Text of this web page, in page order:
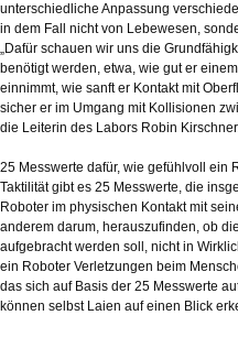
unterschiedliche Anpassung
in dem Fall nicht von Lebewesen,
„Dafür schauen wir uns die
benötigt werden, etwa, wie gut er
einnimmt, wie sanft er Kontakt mit
sicher er im Umgang mit Kollisionen
die Leiterin des Labors Robin
25 Messwerte dafür, wie gefühlvoll ein
Taktilität gibt es 25 Messwerte, die
Roboter im physischen Kontakt mit
anderem darum, herauszufinden, ob
aufgebracht werden soll, nicht in
ein Roboter Verletzungen beim
das sich auf Basis der 25 Messwerte
können selbst Laien auf einen Blick